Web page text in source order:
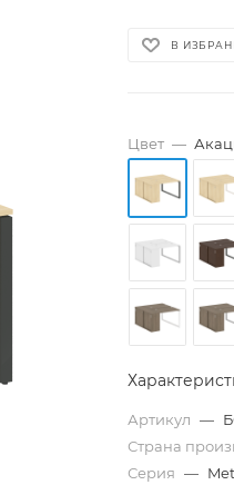
В
Цвет —
Артикул —
Страна
Серия —